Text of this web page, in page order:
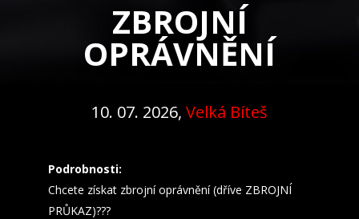
ZBROJNÍ
OPRÁVNĚNÍ
10. 07. 2026, Velká Bíteš
Podrobnosti:
Chcete získat zbrojní oprávnění (dříve ZBROJNÍ
PRŮKAZ)???